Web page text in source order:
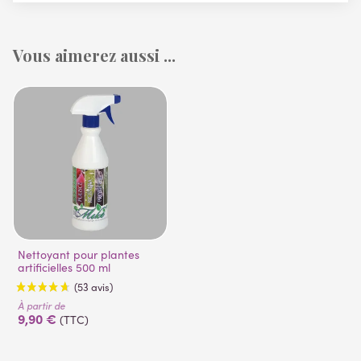
Vous aimerez aussi ...
Nettoyant pour plantes
artificielles 500 ml
À partir de
9,90 € (TTC)